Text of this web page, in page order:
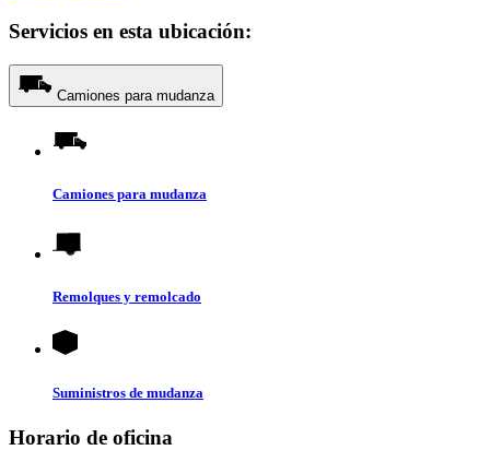
Servicios en esta ubicación:
Camiones para mudanza
Camiones para mudanza
Remolques y remolcado
Suministros de mudanza
Horario de oficina